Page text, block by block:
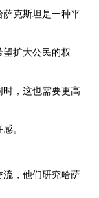
萨克斯坦是一种平
扩大公民的权
，这也需要更高
。
流，他们研究哈萨